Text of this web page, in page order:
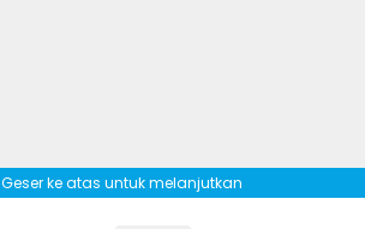
ke atas untuk melanjutkan